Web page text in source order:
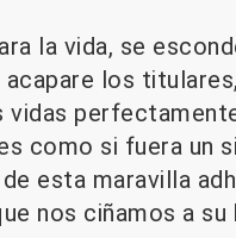
la vida, se
los
vidas
como si fuera un
esta maravilla
nos ciñamos a su